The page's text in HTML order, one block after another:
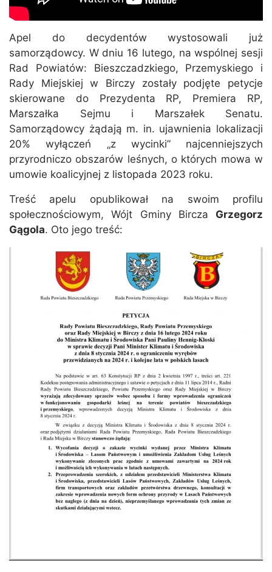
Apel do decydentów wystosowali już
samorządowcy. W dniu 16 lutego, na wspólnej sesji
Rad Powiatów: Bieszczadzkiego, Przemyskiego i
Rady Miejskiej w Birczy zostały podjęte petycje
skierowane do Prezydenta RP, Premiera RP,
Marszałka Sejmu i Marszałek Senatu.
Samorządowcy żądają m. in. ujawnienia lokalizacji
20% wyłączeń „z wycinki” najcenniejszych
przyrodniczo obszarów leśnych, o których mowa w
umowie koalicyjnej z listopada 2023 roku.
Treść apelu opublikował na swoim profilu
społecznościowym, Wójt Gminy Bircza Grzegorz
Gągola. Oto jego treść: